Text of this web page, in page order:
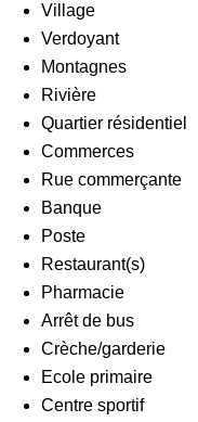
Village
Verdoyant
Montagnes
Rivière
Quartier résidentiel
Commerces
Rue commerçante
Banque
Poste
Restaurant(s)
Pharmacie
Arrêt de bus
Crèche/garderie
Ecole primaire
Centre sportif